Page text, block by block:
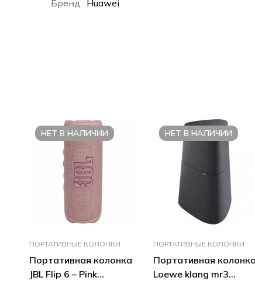
Бренд Huawei
НЕТ В НАЛИЧИИ
ПОРТАТИВНЫЕ КОЛОНКИ
Портативная колонка
JBL Flip 6 – Pink
НЕТ В НАЛИЧИИ
ПОРТАТИВНЫЕ КОЛОНКИ
Портативная колонка
Loewe klang mr3